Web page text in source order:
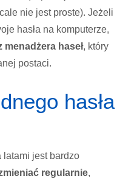
nie jest proste). Jeżeli
hasła na komputerze,
haseł, który
postaci.
hasła
latami jest bardzo
regularnie,